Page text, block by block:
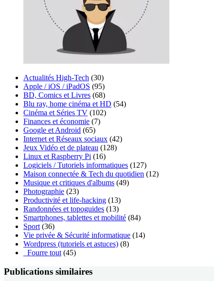
Actualités High-Tech (30)
Apple / iOS / iPadOS (95)
BD, Comics et Livres (68)
Blu ray, home cinéma et HD (54)
Cinéma et Séries TV (102)
Finances et économie (7)
Google et Android (65)
Internet et Réseaux sociaux (42)
Jeux Vidéo et de plateau (128)
Linux et Raspberry Pi (16)
Logiciels / Tutoriels informatiques (127)
Maison connectée & Tech du quotidien (12)
Musique et critiques d'albums (49)
Photographie (23)
Productivité et life-hacking (13)
Randonnées et topoguides (13)
Smartphones, tablettes et mobilité (84)
Sport (36)
Vie privée & Sécurité informatique (14)
Wordpress (tutoriels et astuces) (8)
_Fourre tout (45)
Publications similaires